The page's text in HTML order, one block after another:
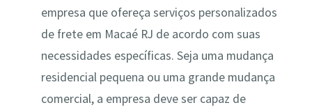
empresa que ofereça serviços personalizados
de frete em Macaé RJ de acordo com suas
necessidades específicas. Seja uma mudança
residencial pequena ou uma grande mudança
comercial, a empresa deve ser capaz de